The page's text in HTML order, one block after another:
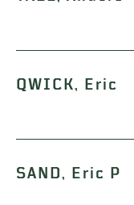
QWICK, Eric
SAND, Eric P